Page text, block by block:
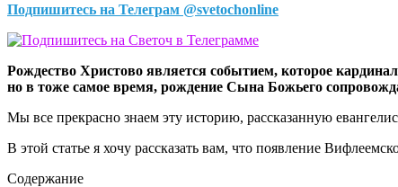
Подпишитесь на Телеграм @svetochonline
Рождество Христово является событием, которое
но в тоже самое время, рождение Сына Божьего
Мы все прекрасно знаем эту историю, рассказанную
В этой статье я хочу рассказать вам, что появление
Содержание